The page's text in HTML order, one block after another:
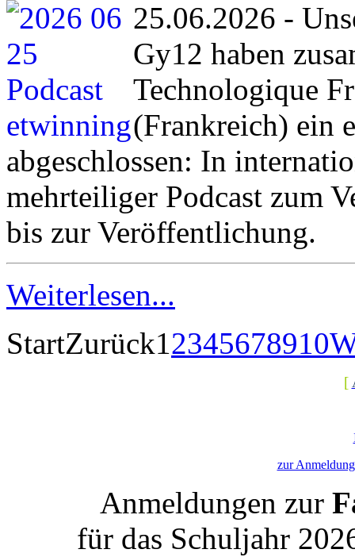
25.06.2026 -
Gy12 haben
Technologique
(Frankreich) ein
abgeschlossen: In
mehrteiliger Podcast zum
bis zur Veröffentlichung.
Weiterlesen...
StartZurück12345678910
[
zur
Anmeldungen zur
für das Schuljahr